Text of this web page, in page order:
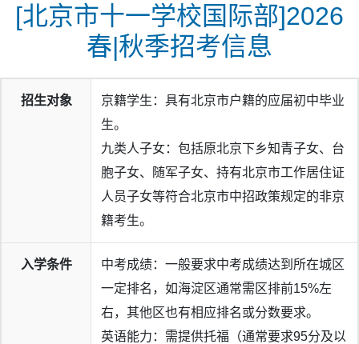
[北京市十一学校国际部]2026
春|秋季招考信息
招生对象
京籍学生：具有北京市户籍的应届初中毕业
生。
九类人子女：包括原北京下乡知青子女、台
胞子女、随军子女、持有北京市工作居住证
人员子女等符合北京市中招政策规定的非京
籍考生。
入学条件
中考成绩：一般要求中考成绩达到所在城区
一定排名，如海淀区通常需区排前15%左
右，其他区也有相应排名或分数要求。
英语能力：需提供托福（通常要求95分及以